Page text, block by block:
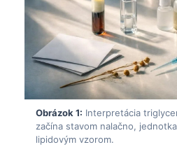
Obrázok 1: Interpretácia
začína stavom nalačno,
lipidovým vzorom.